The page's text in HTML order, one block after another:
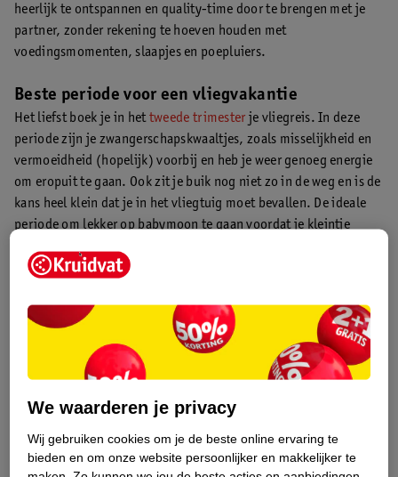
heerlijk te ontspannen en quality-time door te brengen met je
partner, zonder rekening te hoeven houden met
voedingsmomenten, slaapjes en poepluiers.
Beste periode voor een vliegvakantie
Het liefst boek je in hettweede trimester je vliegreis. In deze
periode zijn je zwangerschapskwaaltjes, zoals misselijkheid en
vermoeidheid (hopelijk) voorbij en heb je weer genoeg energie
om eropuit te gaan. Ook zit je buik nog niet zo in de weg en is de
kans heel klein dat je in het vliegtuig moet bevallen. De ideale
periode om lekker op babymoon te gaan voordat je kleintje
We waarderen je privacy
Wij gebruiken cookies om je de beste online ervaring te
bieden en om onze website persoonlijker en makkelijker te